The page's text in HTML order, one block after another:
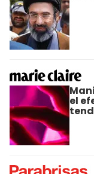
el